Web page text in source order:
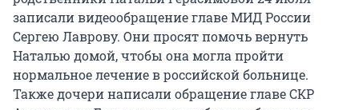
записали видеообращение главе МИД России
Сергею Лаврову. Они просят помочь вернуть
Наталью домой, чтобы она могла пройти
нормальное лечение в российской больнице.
Также дочери написали обращение главе СКР